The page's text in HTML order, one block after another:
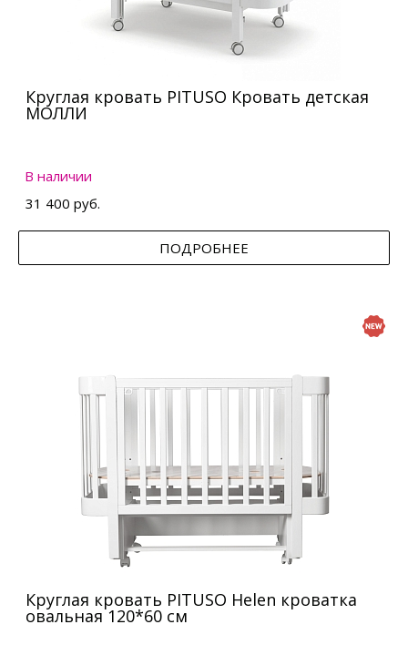
Круглая кровать PITUSO Кровать детская
МОЛЛИ
В наличии
31 400 руб.
ПОДРОБНЕЕ
Круглая кровать PITUSO Helen кроватка
овальная 120*60 см